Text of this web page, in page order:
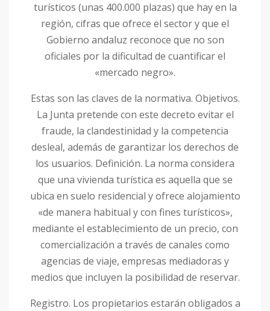
turísticos (unas 400.000 plazas) que hay en la
región, cifras que ofrece el sector y que el
Gobierno andaluz reconoce que no son
oficiales por la dificultad de cuantificar el
«mercado negro».
Estas son las claves de la normativa. Objetivos.
La Junta pretende con este decreto evitar el
fraude, la clandestinidad y la competencia
desleal, además de garantizar los derechos de
los usuarios. Definición. La norma considera
que una vivienda turística es aquella que se
ubica en suelo residencial y ofrece alojamiento
«de manera habitual y con fines turísticos»,
mediante el establecimiento de un precio, con
comercialización a través de canales como
agencias de viaje, empresas mediadoras y
medios que incluyen la posibilidad de reservar.
Registro. Los propietarios estarán obligados a